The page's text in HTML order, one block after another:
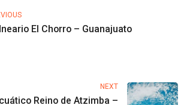
El Chorro – Guanajuato
NEXT
Reino de Atzimba –